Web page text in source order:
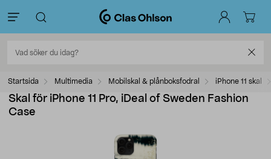
Startsida Multimedia Mobilskal & plånboksfodral iPhone 11 skal
Skal för iPhone 11 Pro, iDeal of Sweden Fashion
Case